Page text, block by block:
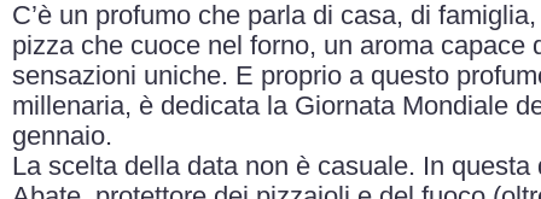
C’è un profumo che parla di casa, di
pizza che cuoce nel forno, un aroma capace
sensazioni uniche. E proprio a questo
millenaria, è dedicata la Giornata Mondiale
gennaio.
La scelta della data non è casuale. In questa